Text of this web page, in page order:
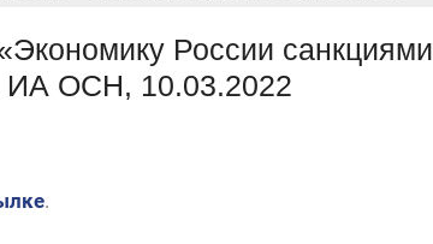
России санкциями
ИА ОСН, 10.03.2022
.